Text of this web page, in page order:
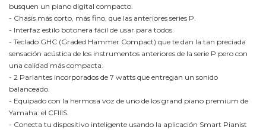
busquen un piano digital compacto.
- Chasis más corto, más fino, que las anteriores series P.
- Interfaz estilo botonera fácil de usar para todos.
- Teclado GHC (Graded Hammer Compact) que te dan la tan preciada
sensación acústica de los instrumentos anteriores de la serie P pero con
una calidad más compacta.
- 2 Parlantes incorporados de 7 watts que entregan un sonido
balanceado.
- Equipado con la hermosa voz de uno de los grand piano premium de
Yamaha: el CFIIIS.
- Conecta tu dispositivo inteligente usando la aplicación Smart Pianist